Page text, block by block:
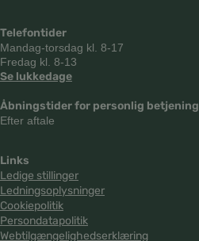
Telefontider
Mandag-torsdag kl. 8-17
Fredag kl. 8-13
Se lukkedage
Åbningstider for personlig betjening
Efter aftale
Links
Ledige stillinger
Ledningsoplysninger
Cookiepolitik
Persondatapolitik
Webtilgængelighedserklæring